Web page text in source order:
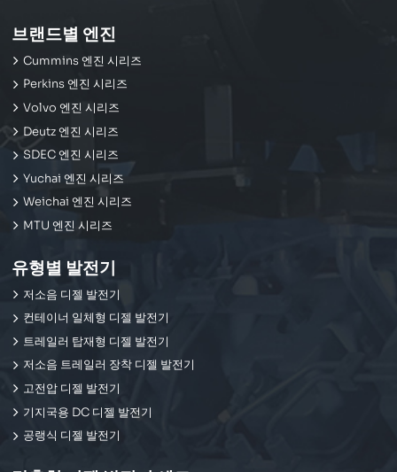
브랜드별 엔진
Cummins 엔진 시리즈
Perkins 엔진 시리즈
Volvo 엔진 시리즈
Deutz 엔진 시리즈
SDEC 엔진 시리즈
Yuchai 엔진 시리즈
Weichai 엔진 시리즈
MTU 엔진 시리즈
유형별 발전기
저소음 디젤 발전기
컨테이너 일체형 디젤 발전기
트레일러 탑재형 디젤 발전기
저소음 트레일러 장착 디젤 발전기
고전압 디젤 발전기
기지국용 DC 디젤 발전기
공랭식 디젤 발전기